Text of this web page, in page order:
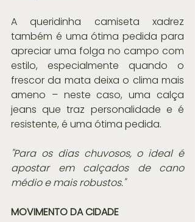
A queridinha camiseta xadrez
também é uma ótima pedida para
apreciar uma folga no campo com
estilo, especialmente quando o
frescor da mata deixa o clima mais
ameno – neste caso, uma calça
jeans que traz personalidade e é
resistente, é uma ótima pedida.
"Para os dias chuvosos, o ideal é
apostar em calçados de cano
médio e mais robustos."
MOVIMENTO DA CIDADE